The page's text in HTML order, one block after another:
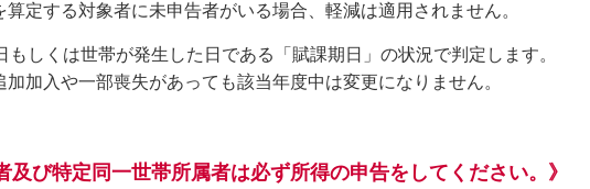
算定する対象者に未申告者がいる場合、軽減は適用されません。
もしくは世帯が発生した日である「賦課期日」の状況で判定します。
加入や一部喪失があっても該当年度中は変更になりません。
及び特定同一世帯所属者は必ず所得の申告をしてください。》